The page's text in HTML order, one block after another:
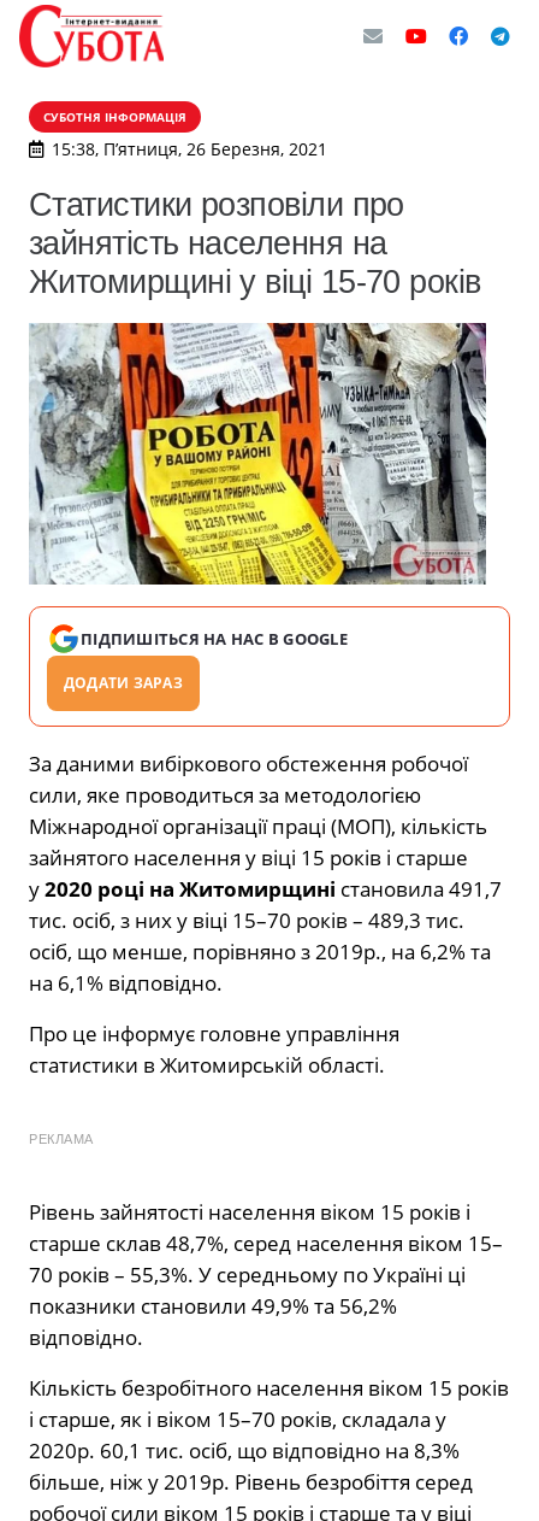
СУБОТНЯ ІНФОРМАЦІЯ
15:38, П’ятниця, 26 Березня, 2021
Статистики розповіли про
зайнятість населення на
Житомирщині у віці 15-70 років
ПІДПИШІТЬСЯ НА НАС В GOOGLE
ДОДАТИ ЗАРАЗ
За даними вибіркового обстеження робочої
сили, яке проводиться за методологією
Міжнародної організації праці (МОП), кількість
зайнятого населення у віці 15 років і старше
у2020 році на Житомирщині становила 491,7
тис. осіб, з них у віці 15–70 років – 489,3 тис.
осіб, що менше, порівняно з 2019р., на 6,2% та
на 6,1% відповідно.
Про це інформує головне управління
статистики в Житомирській області.
РЕКЛАМА
Рівень зайнятості населення віком 15 років і
старше склав 48,7%, серед населення віком 15–
70 років – 55,3%. У середньому по Україні ці
показники становили 49,9% та 56,2%
відповідно.
Кількість безробітного населення віком 15 років
і старше, як і віком 15–70 років, складала у
2020р. 60,1 тис. осіб, що відповідно на 8,3%
більше, ніж у 2019р. Рівень безробіття серед
робочої сили віком 15 років і старше та у віці